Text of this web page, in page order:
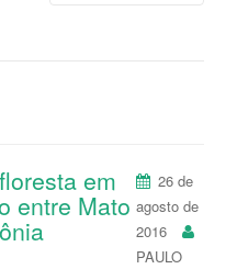
em
entre Mato
26 de
agosto de
2016
PAULO